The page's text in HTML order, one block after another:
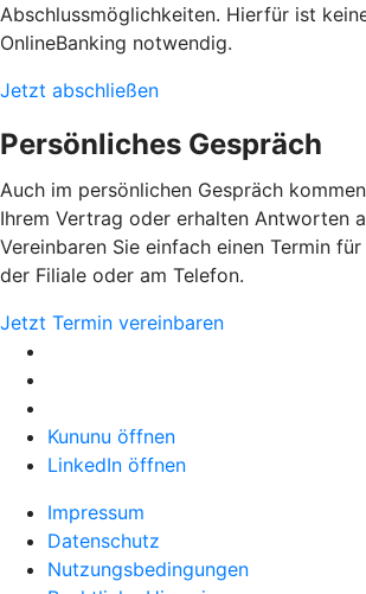
Abschlussmöglichkeiten. Hierfür ist
OnlineBanking notwendig.
Jetzt abschließen
Persönliches Gespräch
Auch im persönlichen Gespräch
Ihrem Vertrag oder erhalten Antworten
Vereinbaren Sie einfach einen Termin
der Filiale oder am Telefon.
Jetzt Termin vereinbaren
Kununu öffnen
LinkedIn öffnen
Impressum
Datenschutz
Nutzungsbedingungen